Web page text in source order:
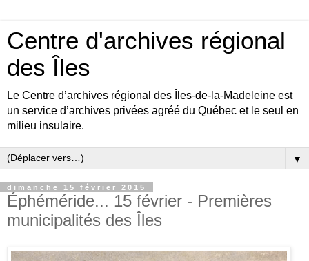
Centre d'archives régional
des Îles
Le Centre d’archives régional des Îles-de-la-Madeleine est
un service d’archives privées agréé du Québec et le seul en
milieu insulaire.
▼
dimanche 15 février 2015
Éphéméride... 15 février - Premières
municipalités des Îles